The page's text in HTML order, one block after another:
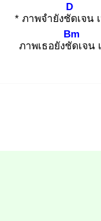
* ภาพจำยังชัด
D
เจน
ภาพเธอยังชัด
Bm
เจน